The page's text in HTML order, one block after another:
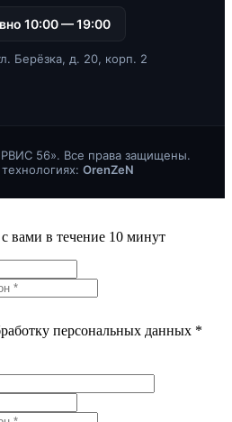
10:00 — 19:00
Берёзка, д. 20, корп. 2
56». Все права защищены.
OrenZeN
вами в течение 10 минут
персональных данных *